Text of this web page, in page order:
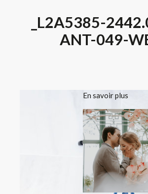
_L2A5385-
ANT-049-
En savoir plus